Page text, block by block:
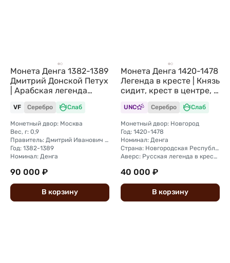
Монета Денга 1382-1389
Дмитрий Донской Петух
| Арабская легенда
Московское княжество
слаб ННР VF+
VF Серебро Слаб
Монетный двор: Москва
Вес, г: 0,9
Правитель: Дмитрий Иванович Донской (1359—1389)
Год: 1382-1389
Номинал: Денга
90 000 ₽
В корзину
Монета Денга 1420-1478
Легенда в кресте | Князь
сидит, крест в центре, С
Новгород слаб ННР MS
62
UNC Серебро Слаб
Монетный двор: Новгород
Год: 1420-1478
Номинал: Денга
Страна: Новгородская Республика
Аверс: Русская легенда в кресте: "В ЛI / КГ ОNO / ВА ГРО / Д А"
40 000 ₽
В корзину